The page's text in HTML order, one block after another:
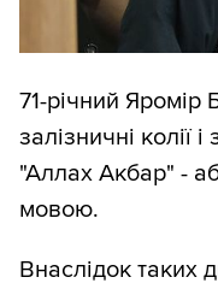
71-річний
залізничні колії
"Аллах Акбар" -
мовою.
Внаслідок таких